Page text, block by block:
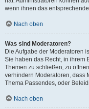
wenn ihnen das
Nach oben
Was sind Moderatoren?
Die Aufgabe der Moderatoren
Sie haben das Recht, in ihrem
Themen zu schließen, zu
verhindern Moderatoren, dass
Thema Passendes, oder
Nach oben